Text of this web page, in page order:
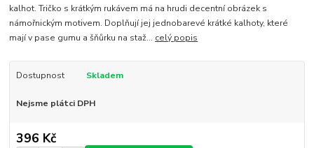
kalhot. Tričko s krátkým rukávem má na hrudi decentní obrázek s
námořnickým motivem. Doplňují jej jednobarevé krátké kalhoty, které
mají v pase gumu a šňůrku na staž... celý popis
Dostupnost Skladem
Nejsme plátci DPH
396 Kč